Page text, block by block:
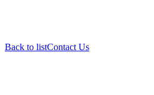
Back to listContact Us